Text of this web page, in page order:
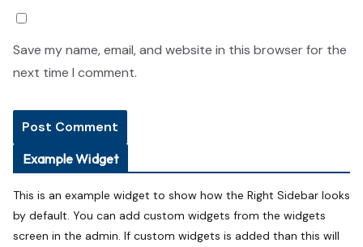
Save my name, email, and website in this browser for the
next time I comment.
Example Widget
This is an example widget to show how the Right Sidebar looks
by default. You can add custom widgets from the widgets
screen in the admin. If custom widgets is added than this will